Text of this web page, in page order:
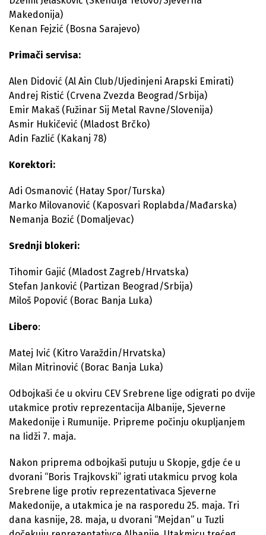
Makedonija)
Kenan Fejzić (Bosna Sarajevo)
Primači servisa:
Alen Didović (Al Ain Club/Ujedinjeni Arapski Emirati)
Andrej Ristić (Crvena Zvezda Beograd/Srbija)
Emir Makaš (Fužinar Sij Metal Ravne/Slovenija)
Asmir Hukičević (Mladost Brčko)
Adin Fazlić (Kakanj 78)
Korektori:
Adi Osmanović (Hatay Spor/Turska)
Marko Milovanović (Kaposvari Roplabda/Mađarska)
Nemanja Bozić (Domaljevac)
Srednji blokeri:
Tihomir Gajić (Mladost Zagreb/Hrvatska)
Stefan Janković (Partizan Beograd/Srbija)
Miloš Popović (Borac Banja Luka)
Libero:
Matej Ivić (Kitro Varaždin/Hrvatska)
Milan Mitrinović (Borac Banja Luka)
Odbojkaši će u okviru CEV Srebrene lige odigrati po dvije
utakmice protiv reprezentacija Albanije, Sjeverne
Makedonije i Rumunije. Pripreme počinju okupljanjem
na Iidži 7. maja.
Nakon priprema odbojkaši putuju u Skopje, gdje će u
dvorani “Boris Trajkovski” igrati utakmicu prvog kola
Srebrene lige protiv reprezentativaca Sjeverne
Makedonije, a utakmica je na rasporedu 25. maja. Tri
dana kasnije, 28. maja, u dvorani “Mejdan” u Tuzli